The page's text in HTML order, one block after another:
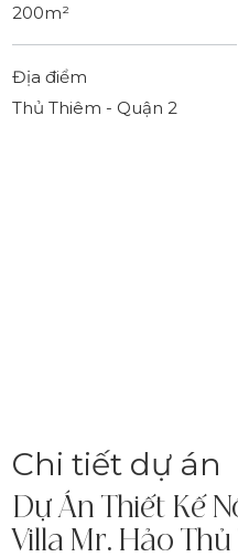
200m²
Địa điểm
Thủ Thiêm - Quận 2
Chi tiết dự án
Dự Án Thiết Kế
Villa Mr. Hảo